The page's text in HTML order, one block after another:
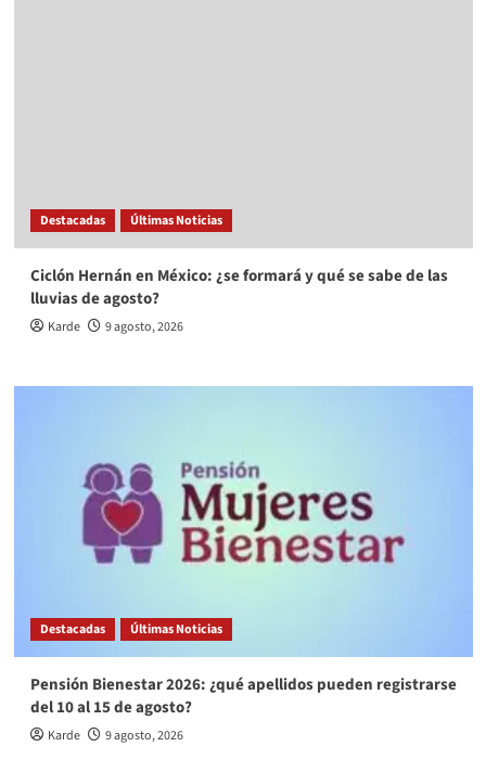
Destacadas Últimas Noticias
Ciclón Hernán en México: ¿se formará y qué se sabe de las
lluvias de agosto?
Karde 9 agosto, 2026
Destacadas Últimas Noticias
Pensión Bienestar 2026: ¿qué apellidos pueden registrarse
del 10 al 15 de agosto?
Karde 9 agosto, 2026